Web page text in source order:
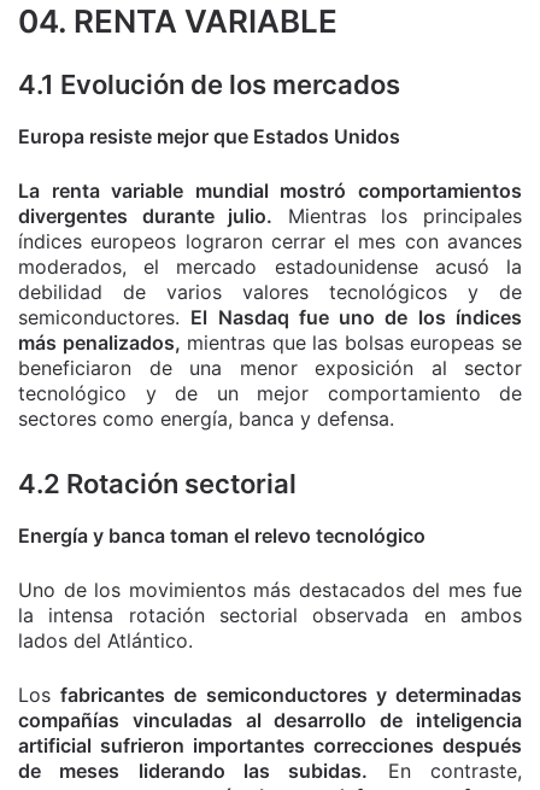
04. RENTA VARIABLE
4.1 Evolución de los mercados
Europa resiste mejor que Estados Unidos
La renta variable mundial mostró comportamientos
divergentes durante julio. Mientras los principales
índices europeos lograron cerrar el mes con avances
moderados, el mercado estadounidense acusó la
debilidad de varios valores tecnológicos y de
semiconductores. El Nasdaq fue uno de los índices
más penalizados, mientras que las bolsas europeas se
beneficiaron de una menor exposición al sector
tecnológico y de un mejor comportamiento de
sectores como energía, banca y defensa.
4.2 Rotación sectorial
Energía y banca toman el relevo tecnológico
Uno de los movimientos más destacados del mes fue
la intensa rotación sectorial observada en ambos
lados del Atlántico.
Losfabricantes de semiconductores y determinadas
compañías vinculadas al desarrollo de inteligencia
artificial sufrieron importantes correcciones después
de meses liderando las subidas. En contraste,